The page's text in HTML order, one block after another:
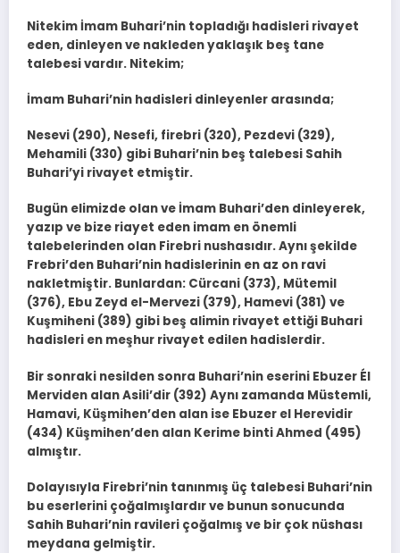
Nitekim İmam Buhari’nin topladığı hadisleri rivayet
eden, dinleyen ve nakleden yaklaşık beş tane
talebesi vardır. Nitekim;
İmam Buhari’nin hadisleri dinleyenler arasında;
Nesevi (290), Nesefi, firebri (320), Pezdevi (329),
Mehamili (330) gibi Buhari’nin beş talebesi Sahih
Buhari’yi rivayet etmiştir.
Bugün elimizde olan ve İmam Buhari’den dinleyerek,
yazıp ve bize riayet eden imam en önemli
talebelerinden olan Firebri nushasıdır. Aynı şekilde
Frebri’den Buhari’nin hadislerinin en az on ravi
nakletmiştir. Bunlardan: Cürcani (373), Mütemil
(376), Ebu Zeyd el-Mervezi (379), Hamevi (381) ve
Kuşmiheni (389) gibi beş alimin rivayet ettiği Buhari
hadisleri en meşhur rivayet edilen hadislerdir.
Bir sonraki nesilden sonra Buhari’nin eserini Ebuzer Él
Merviden alan Asili’dir (392) Aynı zamanda Müstemli,
Hamavi, Küşmihen’den alan ise Ebuzer el Herevidir
(434) Küşmihen’den alan Kerime binti Ahmed (495)
almıştır.
Dolayısıyla Firebri’nin tanınmış üç talebesi Buhari’nin
bu eserlerini çoğalmışlardır ve bunun sonucunda
Sahih Buhari’nin ravileri çoğalmış ve bir çok nüshası
meydana gelmiştir.